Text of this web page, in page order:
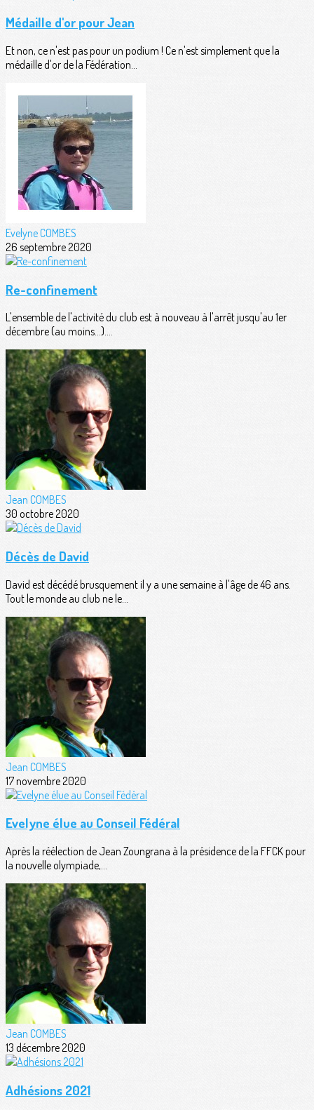
Médaille d'or pour Jean
Et non, ce n'est pas pour un podium ! Ce n'est simplement que la
médaille d'or de la Fédération...
Evelyne COMBES
26 septembre 2020
Re-confinement
L'ensemble de l'activité du club est à nouveau à l'arrêt jusqu'au 1er
décembre (au moins...)....
Jean COMBES
30 octobre 2020
Décès de David
David est décédé brusquement il y a une semaine à l'âge de 46 ans.
Tout le monde au club ne le...
Jean COMBES
17 novembre 2020
Evelyne élue au Conseil Fédéral
Après la réélection de Jean Zoungrana à la présidence de la FFCK pour
la nouvelle olympiade,...
Jean COMBES
13 décembre 2020
Adhésions 2021